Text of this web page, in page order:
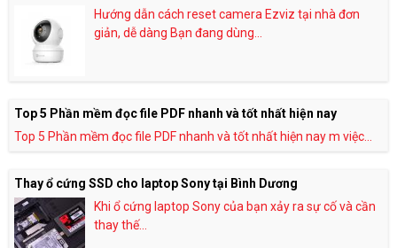
Hướng dẫn cách reset camera Ezviz tại nhà đơn
giản, dễ dàng Bạn đang dùng...
Top 5 Phần mềm đọc file PDF nhanh và tốt nhất hiện nay
Top 5 Phần mềm đọc file PDF nhanh và tốt nhất hiện nay m việc...
Thay ổ cứng SSD cho laptop Sony tại Bình Dương
Khi ổ cứng laptop Sony của bạn xảy ra sự cố và cần
thay thế...